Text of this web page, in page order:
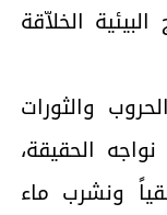
الخلاّقة
والثورات
الحقيقة،
ونشرب ماء